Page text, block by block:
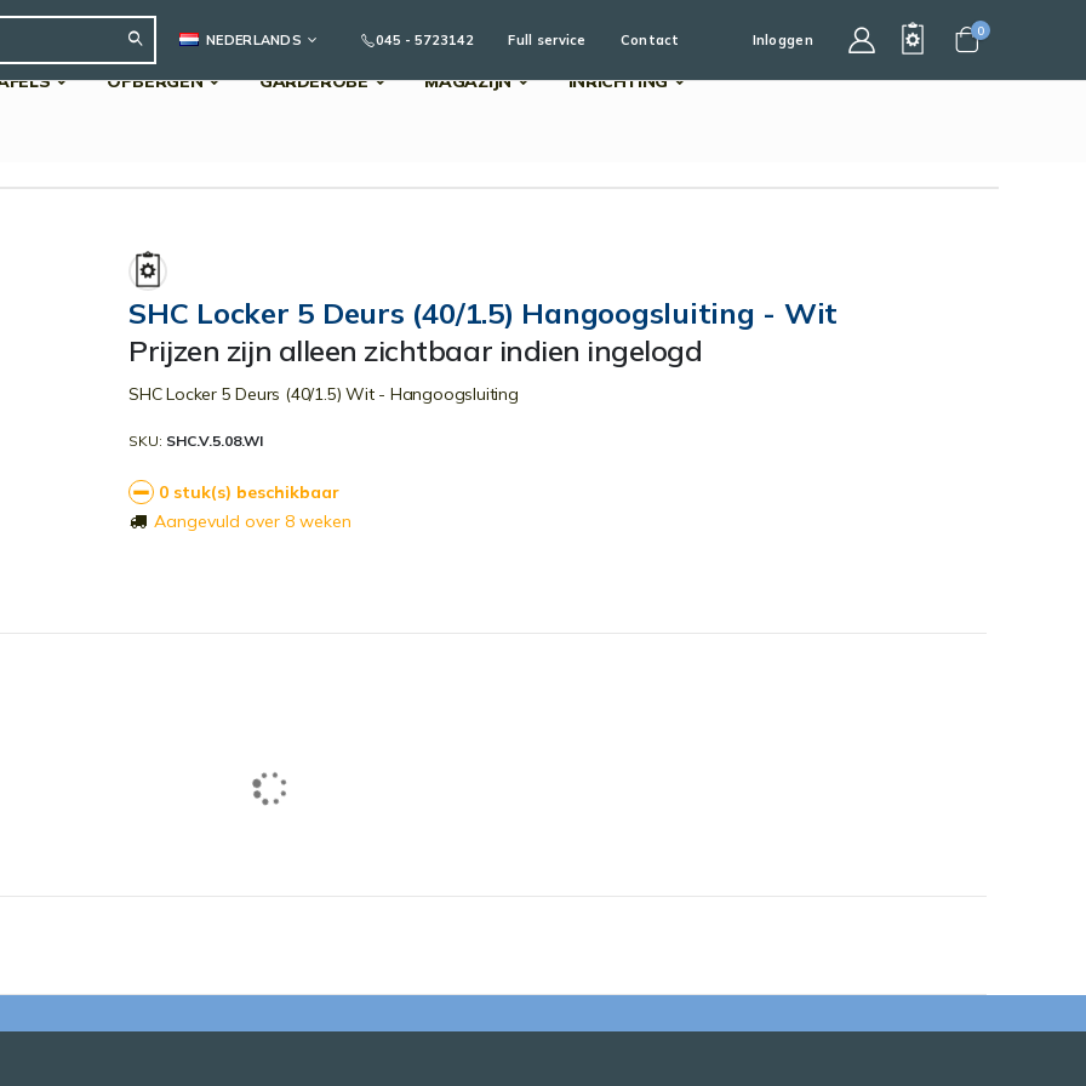
Search
TAALNEDERLANDS 045 - 5723142 Full service Contact Inloggen
Cart
0
OPBERGEN GARDEROBE MAGAZIJN INRICHTING
SHC Locker 5 Deurs (40/1.5) Hangoogsluiting - Wit
Prijzen zijn alleen zichtbaar indien ingelogd
SHC Locker 5 Deurs (40/1.5) Wit - Hangoogsluiting
SKU SHC.V.5.08.WI
0 stuk(s) beschikbaar
Aangevuld over 8 weken